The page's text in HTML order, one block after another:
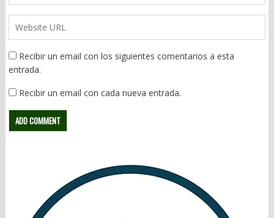
Recibir un email con los siguientes comentarios a esta
entrada.
Recibir un email con cada nueva entrada.